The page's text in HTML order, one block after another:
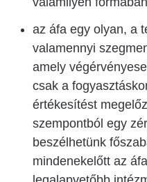
az áfa egy olyan, a
valamennyi
amely
csak a
értékesítést
szempontból egy
beszélhetünk
mindenekelőtt az